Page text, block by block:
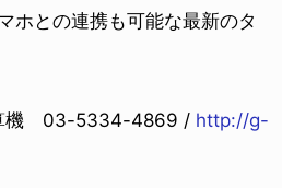
ホとの連携も可能な最新のタ
機 03-5334-4869 / http://g-